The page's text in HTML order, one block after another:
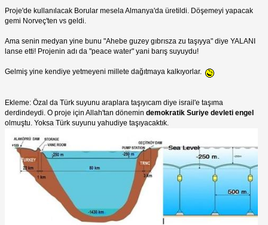
Proje'de kullanılacak Borular mesela Almanya'da üretildi. Döşemeyi yapacak
gemi Norveç'ten vs geldi.
Ama senin medyan yine bunu "Ahebe guzey gıbrısza zu taşıyya" diye YALANI
lanse etti! Projenin adı da "peace water" yani barış suyuydu!
Gelmiş yine kendiye yetmeyeni millete dağıtmaya kalkıyorlar.
Ekleme: Özal da Türk suyunu araplara taşıyıcam diye israil'e taşıma
derdindeydi. O proje için Allah'tan dönemin demokratik Suriye devleti engel
olmuştu. Yoksa Türk suyunu yahudiye taşıyacaktık.